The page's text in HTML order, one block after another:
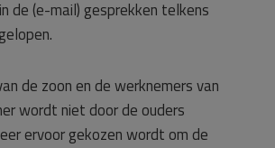
de (e-mail) gesprekken telkens
de zoon en de werknemers van
wordt niet door de ouders
ervoor gekozen wordt om de